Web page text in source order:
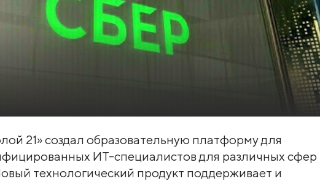
21» создал образовательную платформу для
ИТ-специалистов для различных сфер
технологический продукт поддерживает и